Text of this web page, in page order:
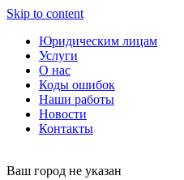
Skip to content
Юридическим лицам
Услуги
О нас
Коды ошибок
Наши работы
Новости
Контакты
Ваш город не указан